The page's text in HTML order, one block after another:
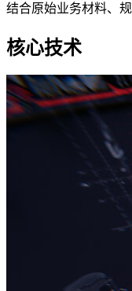
结合原始业务材料、
核心技术